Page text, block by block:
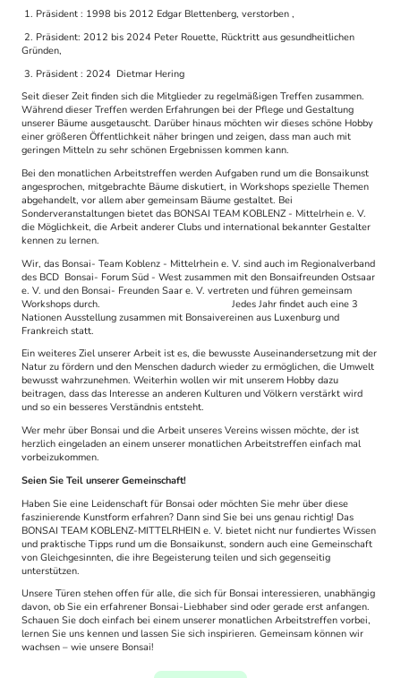
1. Präsident : 1998 bis 2012 Edgar Blettenberg, verstorben ,
2. Präsident: 2012 bis 2024 Peter Rouette, Rücktritt aus gesundheitlichen
Gründen,
3. Präsident : 2024 Dietmar Hering
Seit dieser Zeit finden sich die Mitglieder zu regelmäßigen Treffen zusammen.
Während dieser Treffen werden Erfahrungen bei der Pflege und Gestaltung
unserer Bäume ausgetauscht. Darüber hinaus möchten wir dieses schöne Hobby
einer größeren Öffentlichkeit näher bringen und zeigen, dass man auch mit
geringen Mitteln zu sehr schönen Ergebnissen kommen kann.
Bei den monatlichen Arbeitstreffen werden Aufgaben rund um die Bonsaikunst
angesprochen, mitgebrachte Bäume diskutiert, in Workshops spezielle Themen
abgehandelt, vor allem aber gemeinsam Bäume gestaltet. Bei
Sonderveranstaltungen bietet das BONSAI TEAM KOBLENZ - Mittelrhein e. V.
die Möglichkeit, die Arbeit anderer Clubs und international bekannter Gestalter
kennen zu lernen.
Wir, das Bonsai- Team Koblenz - Mittelrhein e. V. sind auch im Regionalverband
des BCD Bonsai- Forum Süd - West zusammen mit den Bonsaifreunden Ostsaar
e. V. und den Bonsai- Freunden Saar e. V. vertreten und führen gemeinsam
Workshops durch. Jedes Jahr findet auch eine 3
Nationen Ausstellung zusammen mit Bonsaivereinen aus Luxenburg und
Frankreich statt.
Ein weiteres Ziel unserer Arbeit ist es, die bewusste Auseinandersetzung mit der
Natur zu fördern und den Menschen dadurch wieder zu ermöglichen, die Umwelt
bewusst wahrzunehmen. Weiterhin wollen wir mit unserem Hobby dazu
beitragen, dass das Interesse an anderen Kulturen und Völkern verstärkt wird
und so ein besseres Verständnis entsteht.
Wer mehr über Bonsai und die Arbeit unseres Vereins wissen möchte, der ist
herzlich eingeladen an einem unserer monatlichen Arbeitstreffen einfach mal
vorbeizukommen.
Seien Sie Teil unserer Gemeinschaft!
Haben Sie eine Leidenschaft für Bonsai oder möchten Sie mehr über diese
faszinierende Kunstform erfahren? Dann sind Sie bei uns genau richtig! Das
BONSAI TEAM KOBLENZ-MITTELRHEIN e. V. bietet nicht nur fundiertes Wissen
und praktische Tipps rund um die Bonsaikunst, sondern auch eine Gemeinschaft
von Gleichgesinnten, die ihre Begeisterung teilen und sich gegenseitig
unterstützen.
Unsere Türen stehen offen für alle, die sich für Bonsai interessieren, unabhängig
davon, ob Sie ein erfahrener Bonsai-Liebhaber sind oder gerade erst anfangen.
Schauen Sie doch einfach bei einem unserer monatlichen Arbeitstreffen vorbei,
lernen Sie uns kennen und lassen Sie sich inspirieren. Gemeinsam können wir
wachsen – wie unsere Bonsai!